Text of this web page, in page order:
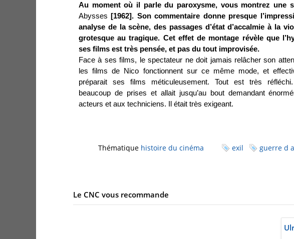
Au moment où il parle du paroxysme, vous montrez une
Abysses [1962]. Son commentaire donne presque
analyse de la scène, des passages d’état d’accalmie à la
grotesque au tragique. Cet effet de montage révèle que
ses films est très pensée, et pas du tout improvisée.
Face à ses films, le spectateur ne doit jamais relâcher son
les films de Nico fonctionnent sur ce même mode, et
préparait ses films méticuleusement. Tout est très
beaucoup de prises et allait jusqu’au bout demandant
acteurs et aux techniciens. Il était très exigeant.
Thématique histoire du cinéma exil guerre d
Le CNC vous recommande